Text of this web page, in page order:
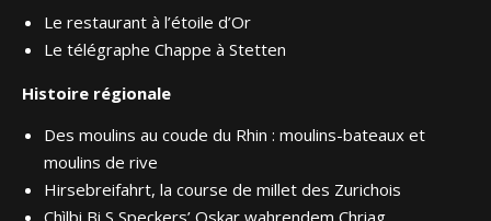
Le restaurant à l’étoile d’Or
Le télégraphe Chappe à Stetten
Histoire régionale
Des moulins au coude du Rhin : moulins-bateaux et
moulins de rive
Hirsebreifahrt, la course de millet des Zurichois
Chìlbi Bi S Speckers’ Oskar wahrendem Chriag